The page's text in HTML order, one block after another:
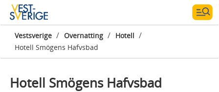
Vestsverige / Overnatting / Hotell /
Hotell Smögens Hafvsbad
Hotell Smögens Hafvsbad